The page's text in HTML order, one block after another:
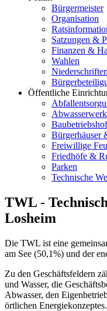
Bürgermeister
Organisation
Satzungen &
Finanzen &
Wahlen
Niederschriften
Öffentliche
Abwasserwerk
Baubetriebshof
Bürgerhäuser
Freiwillige
Friedhöfe &
Parken
Technische
TWL -
Losheim
Die TWL ist eine
am See (50,1%) und der
Zu den Geschäftsfeldern
und Wasser, die
Abwasser, den
örtlichen Energiekonzeptes.